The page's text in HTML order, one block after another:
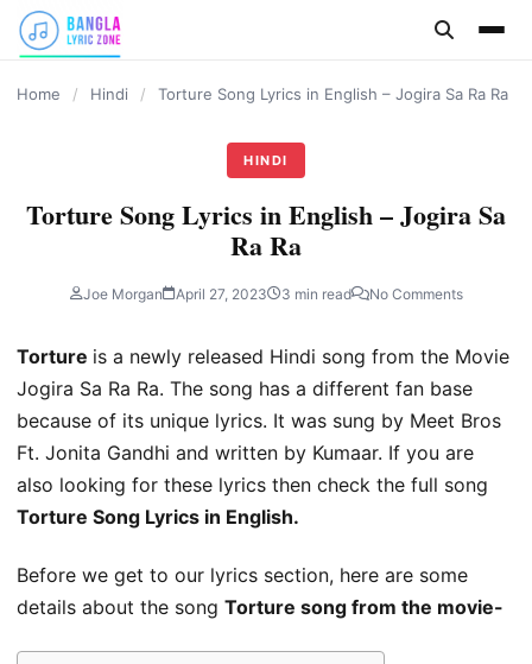
content
Home / Hindi / Torture Song Lyrics in English – Jogira Sa Ra Ra
HINDI
Torture Song Lyrics in English – Jogira Sa
Ra Ra
Joe Morgan April 27, 2023 3 min read No Comments
Torture is a newly released Hindi song from the Movie
Jogira Sa Ra Ra. The song has a different fan base
because of its unique lyrics. It was sung by Meet Bros
Ft. Jonita Gandhi and written by Kumaar. If you are
also looking for these lyrics then check the full song
Torture Song Lyrics in English.
Before we get to our lyrics section, here are some
details about the song Torture song from the movie-